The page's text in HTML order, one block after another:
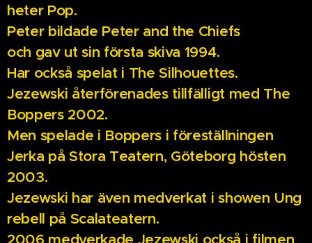
heter Pop.
Peter bildade Peter and the Chiefs
och gav ut sin första skiva 1994.
Har också spelat i The Silhouettes.
Jezewski återförenades tillfälligt med The
Boppers 2002.
Men spelade i Boppers i föreställningen
Jerka på Stora Teatern, Göteborg hösten
2003.
Jezewski har även medverkat i showen Ung
rebell på Scalateatern.
2006 medverkade Jezewski också i filmen